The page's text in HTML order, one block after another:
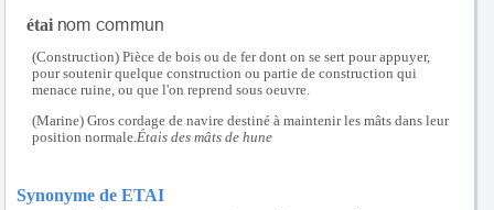
étai
(Construction) Pièce de bois ou de fer dont on se sert pour appuyer,
pour soutenir quelque construction ou partie de construction qui
menace ruine, ou que l'on reprend sous oeuvre.
(Marine) Gros cordage de navire destiné à maintenir les mâts dans leur
position normale. Étais des mâts de hune
Synonyme de ETAI